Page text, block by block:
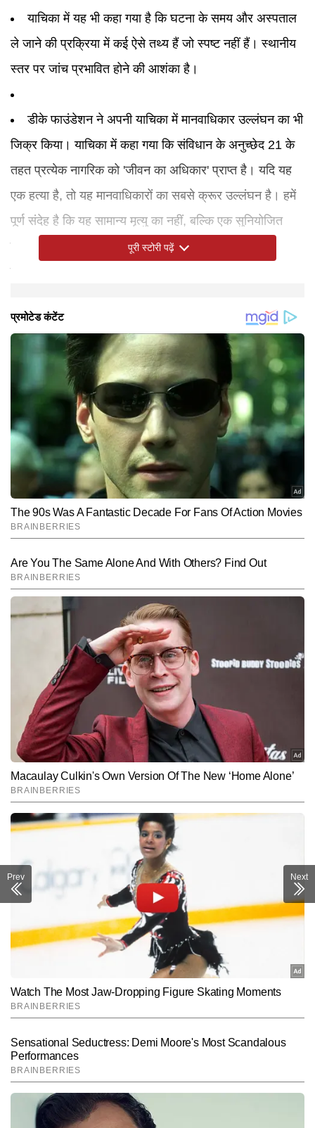
याचिका में यह भी कहा गया है कि घटना के समय और अस्पताल
ले जाने की प्रक्रिया में कई ऐसे तथ्य हैं जो स्पष्ट नहीं हैं। स्थानीय
स्तर पर जांच प्रभावित होने की आशंका है।
डीके फाउंडेशन ने अपनी याचिका में मानवाधिकार उल्लंघन का भी
जिक्र किया। याचिका में कहा गया कि संविधान के अनुच्छेद 21 के
तहत प्रत्येक नागरिक को 'जीवन का अधिकार' प्राप्त है। यदि यह
एक हत्या है, तो यह मानवाधिकारों का सबसे क्रूर उल्लंघन है। हमें
पूर्ण संदेह है कि यह सामान्य मृत्यु का नहीं, बल्कि एक सुनियोजित
हत्या है। वहीं प्रतीक यादव की मौत को लेकर सोशल मीडिया और
Hindi NewsIndia
अनुराग गुप्ता
अनुराग गुप्ता टाइम्स नाउ नवभारत डिजिटल में सीनियर कॉपी एडिटर के रूप में
कार्यरत हैं और मीडिया में 9 वर्षों का अनुभव रखते हैं। जर्नलिज़्म में मास्टर्स डिग्री
हासिल करने के बाद से ही वे न्यूजरूम के विभिन्न आयामों—कॉपी एडिटिंग, कंटेंट
क्यूरेशन और रियल-टाइम न्यूज मॉनिटरिंग में दक्षता के साथ काम कर रहे हैं।
राष्ट्रीय, अंतरराष्ट्रीय और ब्रेकिंग न्यूज पर उनकी मजबूत पकड़ है। अनुराग खबरों
की बारीकियों को समझने, फैक्ट चेकिंग और स्टोरी के अहम पहलुओं को पाठकों तक
सरल भाषा में पहुंचाने के लिए जाने जाते हैं। उन्होंने अब तक 10 हजार से अधिक
खबरें प्रकाशित की हैं, जिनमें ब्रेकिंग अपडेट्स, एनालिटिकल कंटेंट, स्पेशल
स्टोरीज और न्यूज एक्सप्लेनर्स शामिल हैं।
Follow Us:
Subscribe to our daily Newsletter!
SUBMIT
पूरी स्टोरी पढ़ें
Prev Next